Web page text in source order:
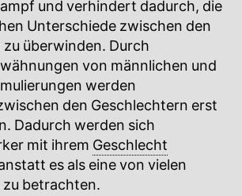
und verhindert dadurch, die
Unterschiede zwischen den
überwinden. Durch
von männlichen und
werden
den Geschlechtern erst
Dadurch werden sich
mit ihrem Geschlecht
es als eine von vielen
betrachten.